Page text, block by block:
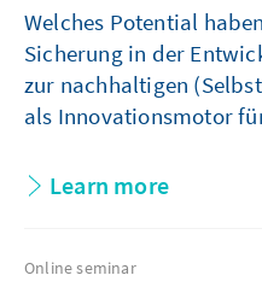
Welches Potential
Sicherung in der
zur nachhaltigen
als Innovationsmotor
Learn more
Online seminar